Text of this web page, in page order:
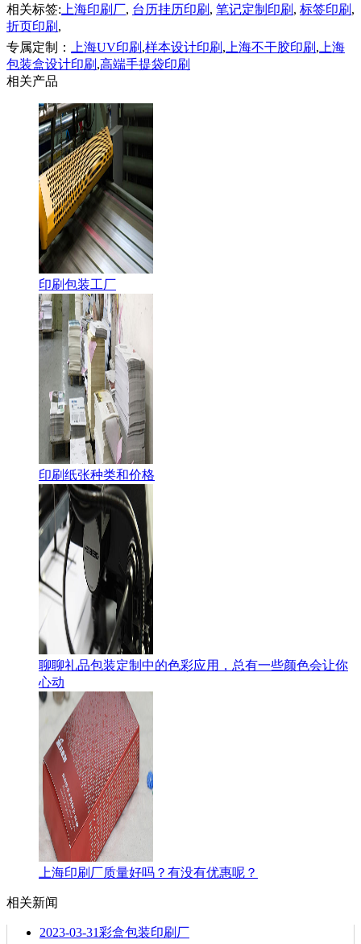
相关标签: 上海印刷厂, 台历挂历印刷 , 笔记定制印刷 , 标签印刷 ,
折页印刷 ,
专属定制：
上海UV印刷 ,样本设计印刷 , 上海不干胶印刷 , 上海
包装盒设计印刷 ,高端手提袋印刷
相关产品
印刷包装工厂
印刷纸张种类和价格
聊聊礼品包装定制中的色彩应用，总有一些颜色会让你
心动
上海印刷厂质量好吗？有没有优惠呢？
相关新闻
2023-03-31彩盒包装印刷厂